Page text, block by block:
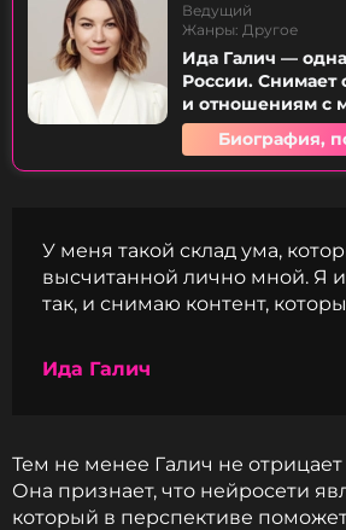
Ведущий
Жанры: Другое
Ида Галич —
России.
и отношениям с
Биография,
У меня такой склад ума,
высчитанной лично мной. Я
так, и снимаю контент,
Ида Галич
Тем не менее Галич не
Она признает, что нейросети
который в перспективе